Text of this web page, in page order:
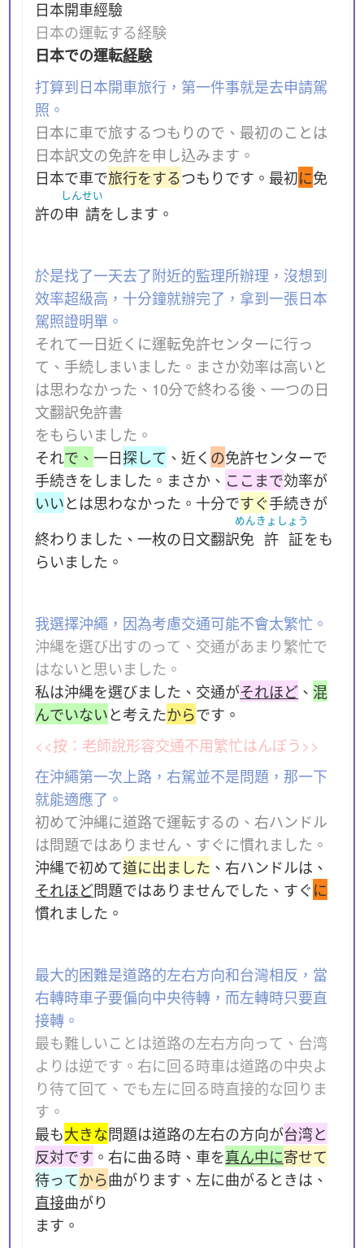
日本開車經驗
日本の運転する経験
日本での運転経験
打算到日本開車旅行，第一件事就是去申請駕
照。
日本に車で旅するつもりので、最初のことは
日本訳文の免許を申し込みます。
日本で車で旅行をするつもりです。最初に免
許の申請
しんせい
をします。
於是找了一天去了附近的監理所辦理，沒想到
效率超級高，十分鐘就辦完了，拿到一張日本
駕照證明單。
それて一日近くに運転免許センターに行っ
て、手続しまいました。まさか効率は高いと
は思わなかった、10分で終わる後、一つの日
文翻訳免許書
をもらいました。
それで、一日探して 、近く の免許センターで
手続きをしました。まさか、 ここまで効率が
いいとは思わなかった。十分ですぐ手続きが
終わりました、一枚の日文翻訳免許証
めんきょしょう
をも
らいました。
我選擇沖繩，因為考慮交通可能不會太繁忙。
沖縄を選び出すのって、交通があまり繁忙で
はないと思いました。
私は沖縄を選びました、交通がそれほど 、 混
んでいないと考えたからです。
<<按：老師說形容交通不用繁忙はんぼう>>
在沖繩第一次上路，右駕並不是問題，那一下
就能適應了。
初めて沖縄に道路で運転するの、右ハンドル
は問題ではありません、すぐに慣れました。
沖縄で初めて道に出ました 、右ハンドルは、
それほど問題ではありませんでした、すぐに
慣れました。
最大的困難是道路的左右方向和台灣相反，當
右轉時車子要偏向中央待轉，而左轉時只要直
接轉。
最も難しいことは道路の左右方向って、台湾
よりは逆です。右に回る時車は道路の中央よ
り待て回て、でも左に回る時直接的な回りま
す。
最も大きな問題は道路の左右の方向が台湾と
反対です 。右に曲る時、車を真ん中に寄せて
待ってから曲がります、左に曲がるときは、
直接曲がり
ます。